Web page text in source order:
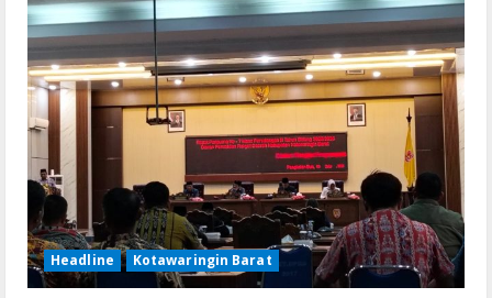
Headline Kotawaringin Barat